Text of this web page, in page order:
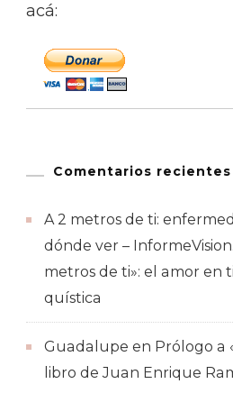
acá:
Comentarios recientes
A 2 metros de ti:
dónde ver –
metros de ti»: el amor en
quística
Guadalupe en Prólogo a
libro de Juan Enrique